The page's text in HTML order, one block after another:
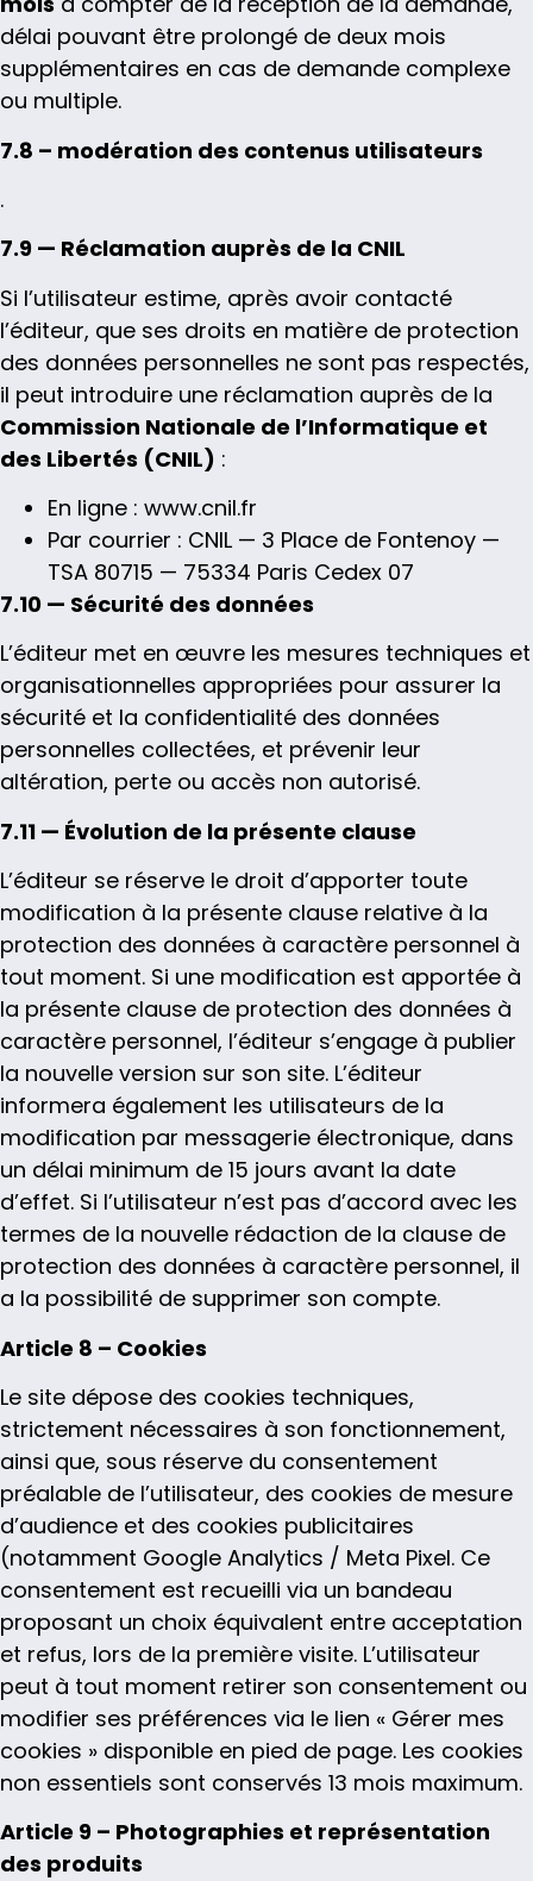
délai pouvant être prolongé de deux mois
supplémentaires en cas de demande complexe
ou multiple.
7.8 – modération des contenus utilisateurs
.
7.9 — Réclamation auprès de la CNIL
Si l’utilisateur estime, après avoir contacté
l’éditeur, que ses droits en matière de protection
des données personnelles ne sont pas respectés,
il peut introduire une réclamation auprès de la
Commission Nationale de l’Informatique et
des Libertés (CNIL) :
En ligne : www.cnil.fr
Par courrier : CNIL — 3 Place de Fontenoy —
TSA 80715 — 75334 Paris Cedex 07
7.10 — Sécurité des données
L’éditeur met en œuvre les mesures techniques et
organisationnelles appropriées pour assurer la
sécurité et la confidentialité des données
personnelles collectées, et prévenir leur
altération, perte ou accès non autorisé.
7.11 — Évolution de la présente clause
L’éditeur se réserve le droit d’apporter toute
modification à la présente clause relative à la
protection des données à caractère personnel à
tout moment. Si une modification est apportée à
la présente clause de protection des données à
caractère personnel, l’éditeur s’engage à publier
la nouvelle version sur son site. L’éditeur
informera également les utilisateurs de la
modification par messagerie électronique, dans
un délai minimum de 15 jours avant la date
d’effet. Si l’utilisateur n’est pas d’accord avec les
termes de la nouvelle rédaction de la clause de
protection des données à caractère personnel, il
a la possibilité de supprimer son compte.
Article 8 – Cookies
Le site dépose des cookies techniques,
strictement nécessaires à son fonctionnement,
ainsi que, sous réserve du consentement
préalable de l’utilisateur, des cookies de mesure
d’audience et des cookies publicitaires
(notamment Google Analytics / Meta Pixel. Ce
consentement est recueilli via un bandeau
proposant un choix équivalent entre acceptation
et refus, lors de la première visite. L’utilisateur
peut à tout moment retirer son consentement ou
modifier ses préférences via le lien « Gérer mes
cookies » disponible en pied de page. Les cookies
non essentiels sont conservés 13 mois maximum.
Article 9 – Photographies et représentation
des produits